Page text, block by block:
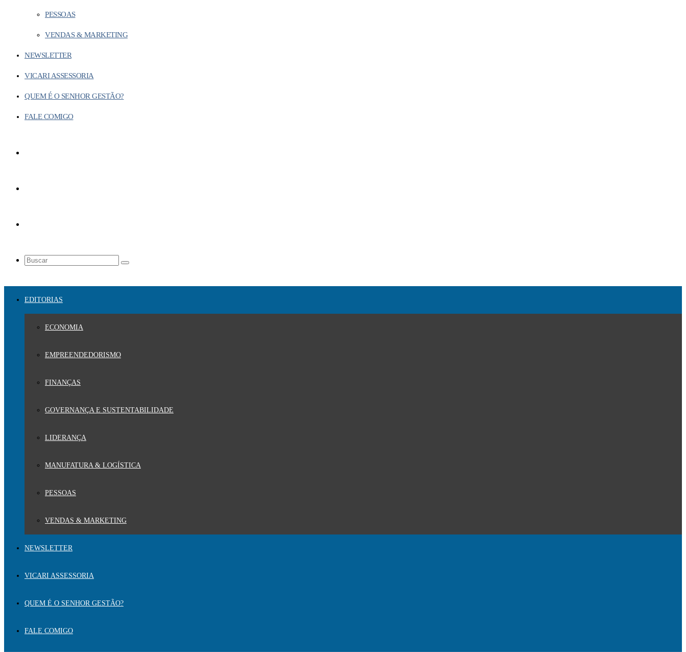
PESSOAS
VENDAS & MARKETING
NEWSLETTER
VICARI ASSESSORIA
QUEM É O SENHOR GESTÃO?
FALE COMIGO
EDITORIAS
ECONOMIA
EMPREENDEDORISMO
FINANÇAS
GOVERNANÇA E SUSTENTABILIDADE
LIDERANÇA
MANUFATURA & LOGÍSTICA
PESSOAS
VENDAS & MARKETING
NEWSLETTER
VICARI ASSESSORIA
QUEM É O SENHOR GESTÃO?
FALE COMIGO